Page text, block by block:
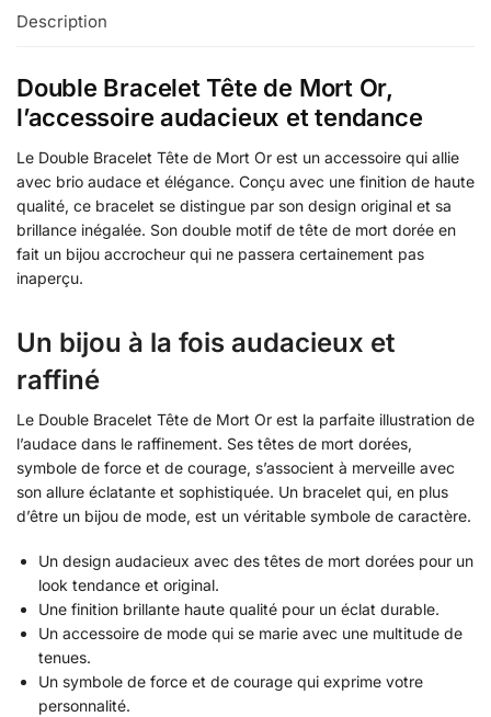
Description
Double Bracelet Tête de Mort Or,
l’accessoire audacieux et tendance
Le Double Bracelet Tête de Mort Or est un accessoire qui allie
avec brio audace et élégance. Conçu avec une finition de haute
qualité, ce bracelet se distingue par son design original et sa
brillance inégalée. Son double motif de tête de mort dorée en
fait un bijou accrocheur qui ne passera certainement pas
inaperçu.
Un bijou à la fois audacieux et
raffiné
Le Double Bracelet Tête de Mort Or est la parfaite illustration de
l’audace dans le raffinement. Ses têtes de mort dorées,
symbole de force et de courage, s’associent à merveille avec
son allure éclatante et sophistiquée. Un bracelet qui, en plus
d’être un bijou de mode, est un véritable symbole de caractère.
Un design audacieux avec des têtes de mort dorées pour un
look tendance et original.
Une finition brillante haute qualité pour un éclat durable.
Un accessoire de mode qui se marie avec une multitude de
tenues.
Un symbole de force et de courage qui exprime votre
personnalité.